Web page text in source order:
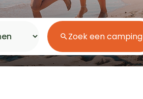
Aquatisch gebied
Directe toegang tot het
strand
Zoek een camping